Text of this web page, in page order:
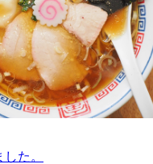
た。